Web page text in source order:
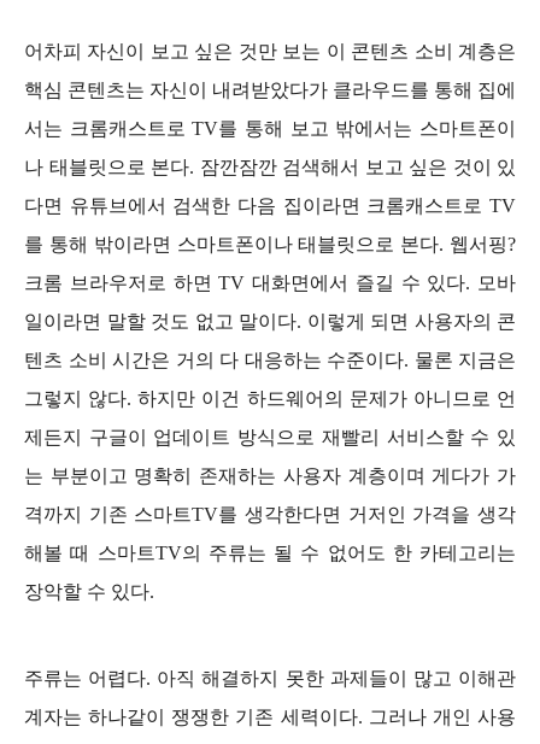
어차피 자신이 보고 싶은 것만 보는 이 콘텐츠 소비 계층은
핵심 콘텐츠는 자신이 내려받았다가 클라우드를 통해 집에
서는 크롬캐스트로 TV를 통해 보고 밖에서는 스마트폰이
나 태블릿으로 본다. 잠깐잠깐 검색해서 보고 싶은 것이 있
다면 유튜브에서 검색한 다음 집이라면 크롬캐스트로 TV
를 통해 밖이라면 스마트폰이나 태블릿으로 본다. 웹서핑?
크롬 브라우저 로 하면 TV 대화면에서 즐길 수 있다. 모바
일이라면 말할 것도 없고 말이다. 이렇게 되면 사용자의 콘
텐츠 소비 시간은 거의 다 대응하는 수준이다. 물론 지금은
그렇지 않다. 하지만 이건 하드웨어의 문제가 아니므로 언
제든지 구글이 업데이트 방식으로 재빨리 서비스할 수 있
는 부분이고 명확히 존재하는 사용자 계층이며 게다가 가
격까지 기존 스마트TV를 생각한다면 거저인 가격을 생각
해볼 때 스마트TV의 주류는 될 수 없어도 한 카테고리는
장악할 수 있다.
주류는 어렵다. 아직 해결하지 못한 과제들이 많고 이해관
계자는 하나같이 쟁쟁한 기존 세력이다. 그러나 개인 사용